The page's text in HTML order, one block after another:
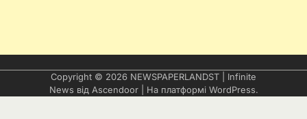
Copyright © 2026 NEWSPAPERLANDST | Infinite
News від Ascendoor| На платформі WordPress.